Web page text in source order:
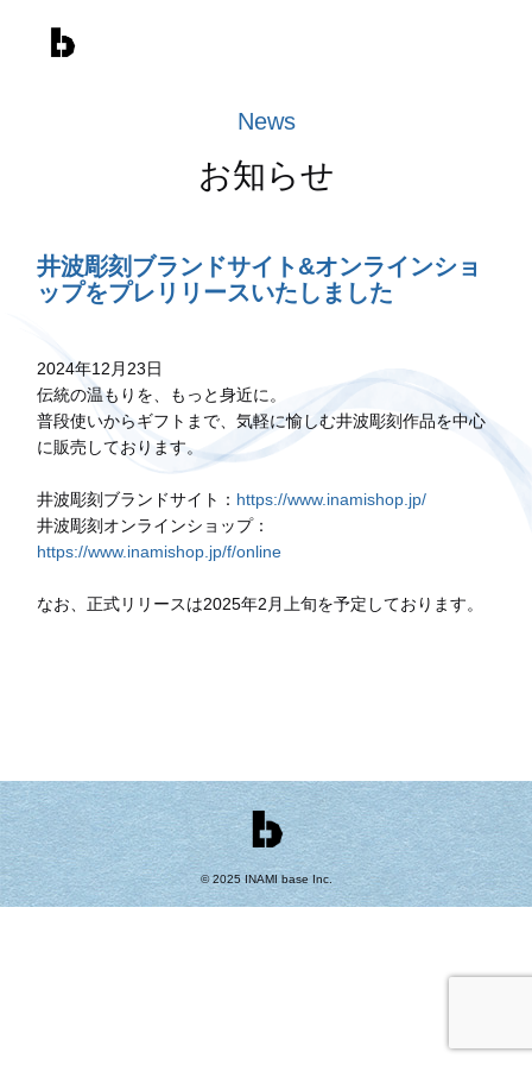
News
お知らせ
井波彫刻ブランドサイト&オンラインショ
ップをプレリリースいたしました
2024年12月23日
伝統の温もりを、もっと身近に。
普段使いからギフトまで、気軽に愉しむ井波彫刻作品を中心
に販売しております。
井波彫刻ブランドサイト： https://www.inamishop.jp/
井波彫刻オンラインショップ：
https://www.inamishop.jp/f/online
なお、正式リリースは2025年2月上旬を予定しております。
© 2025 INAMI base Inc.